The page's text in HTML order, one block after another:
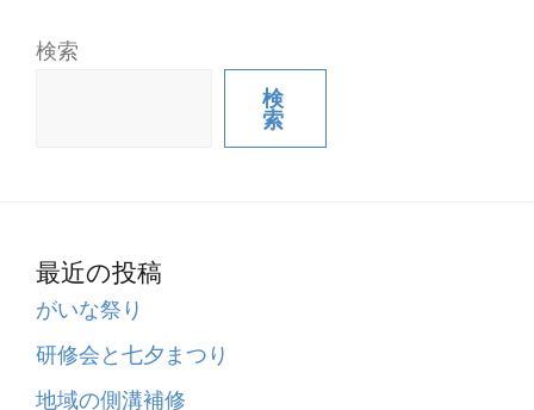
検索
検
索
最近の投稿
がいな祭り
研修会と七夕まつり
地域の側溝補修